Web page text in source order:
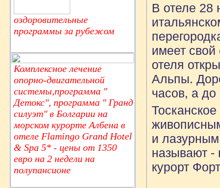
оздоровительные
программы за рубежом
Комплексное лечение
опорно-двигательной
системы,программа "
Детокс", программа " Гранд
силуэт" в Болгарии на
морском курорте Албена в
отеле Flamingo Grand Hotel
& Spa 5* - цены от 1350
евро на 2 недели на
полупансионе
В отеле 28
имеет
отеля
Альпы.
и
называют -
курорт